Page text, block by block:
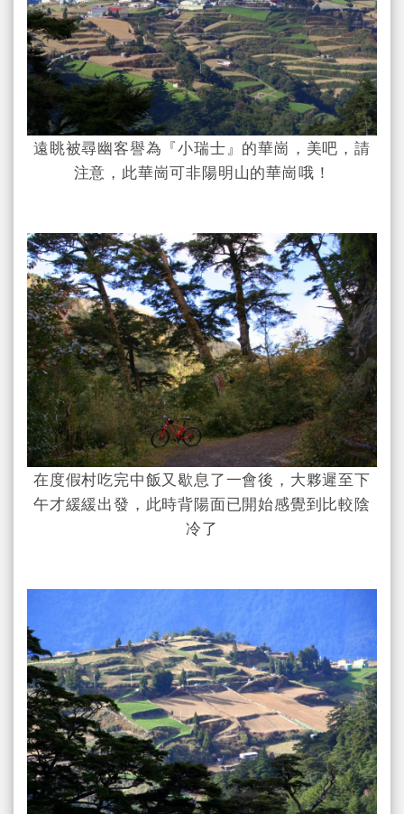
遠眺被尋幽客譽為『小瑞士』的華崗，美吧，請
注意，此華崗可非陽明山的華崗哦！
在度假村吃完中飯又歇息了一會後，大夥遲至下
午才緩緩出發，此時背陽面已開始感覺到比較陰
冷了